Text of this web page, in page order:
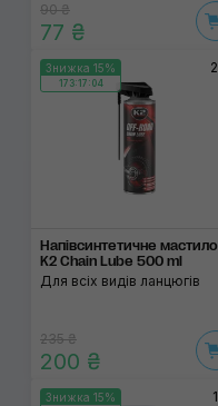
90 ₴
77 ₴
Знижка 15%
173:17:03
2
Напівсинтетичне мастило
K2 Chain Lube 500 ml
Для всіх видів ланцюгів
235 ₴
200 ₴
Знижка 15% 1